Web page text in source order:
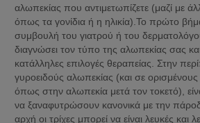
αλωπεκίας που αντιμετωπίζετε (μαζί με
όπως τα γονίδια ή η ηλικία).Το πρώτο
συμβουλή του γιατρού ή του
διαγνώσει τον τύπο της αλωπεκίας σας
κατάλληλες επιλογές θεραπείας. Στην
γυροειδούς αλωπεκίας (και σε
όπως στην αλωπεκία μετά τον τοκετό),
να ξαναφυτρώσουν κανονικά με την
αρχή οι τρίχες μπορεί να είναι λευκές